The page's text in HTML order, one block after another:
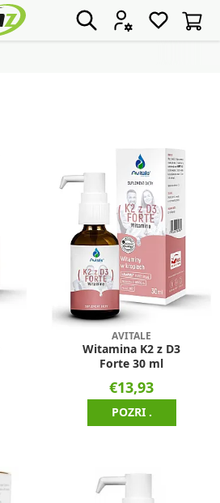
AVITALE
Witamina K2 z D3
Forte 30 ml
€13,93
POZRI .